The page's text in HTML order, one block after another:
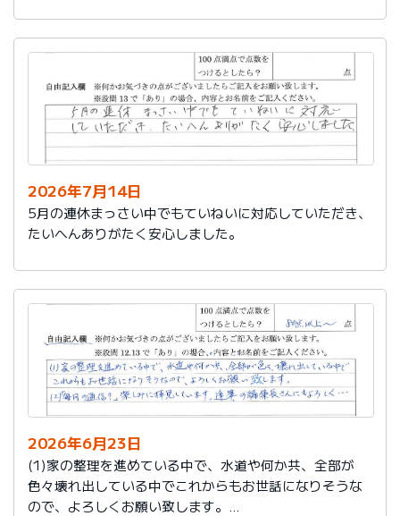
にも嫌な顔せず一生懸命して下さり頭が下がります。
・社員さんは、借りている駐車場の場所をメモしておら
れたのにはびっくりしました。（社員さんはよろしくお
伝え下さい）
今後もよろしくお願いします。
2026年7月14日
5月の連休まっさい中でもていねいに対応していただき、
たいへんありがたく安心しました。
2026年6月23日
(1)家の整理を進めている中で、水道や何か共、全部が
色々壊れ出している中でこれからもお世話になりそうな
ので、よろしくお願い致します。